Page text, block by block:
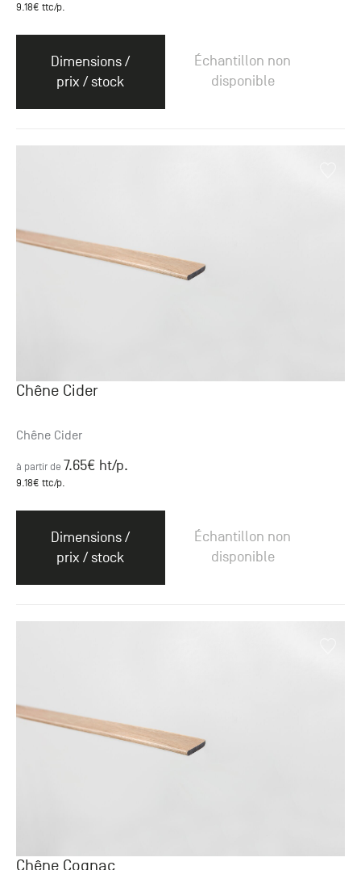
9.18€ ttc/p.
Dimensions /
prix / stock
Échantillon non
disponible
Chêne Cider
Chêne Cider
à partir de 7.65€ ht/p.
9.18€ ttc/p.
Dimensions /
prix / stock
Échantillon non
disponible
Chêne Cognac